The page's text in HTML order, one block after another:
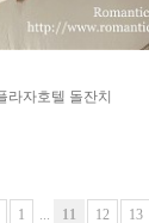
라자호텔 돌잔치
1 ... 11 12 13